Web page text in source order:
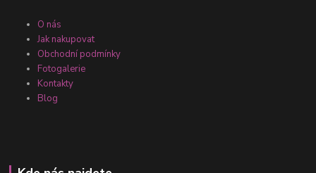
O nás
Jak nakupovat
Obchodní podmínky
Fotogalerie
Kontakty
Blog